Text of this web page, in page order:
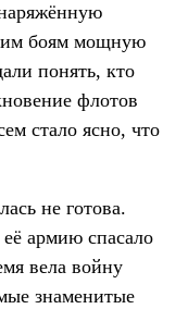
боям мощную
понять, кто
флотов
стало ясно, что
не готова.
армию спасало
вела войну
знаменитые